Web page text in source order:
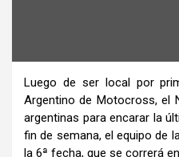
Luego de ser local por
Argentino de Motocross, el
argentinas para encarar la
fin de semana, el equipo de
la 6ª fecha, que se correrá